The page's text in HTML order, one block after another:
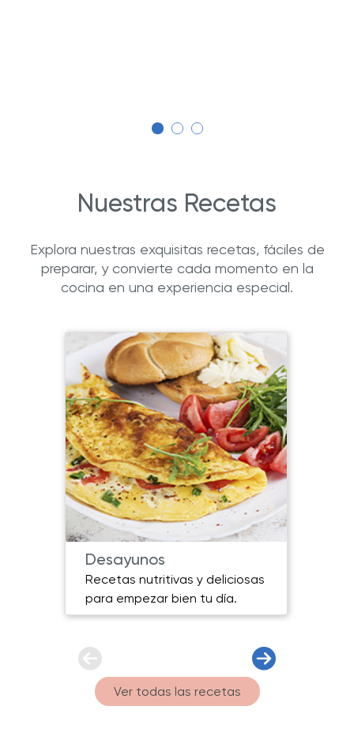
Nuestras Recetas
Explora nuestras exquisitas recetas, fáciles de
preparar, y convierte cada momento en la
cocina en una experiencia especial.
Desayunos
Recetas nutritivas y deliciosas
para empezar bien tu día.
Ver todas las recetas